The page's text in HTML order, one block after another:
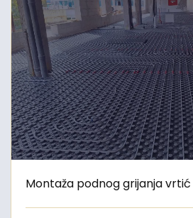
Montaža podnog grijanja vrtić